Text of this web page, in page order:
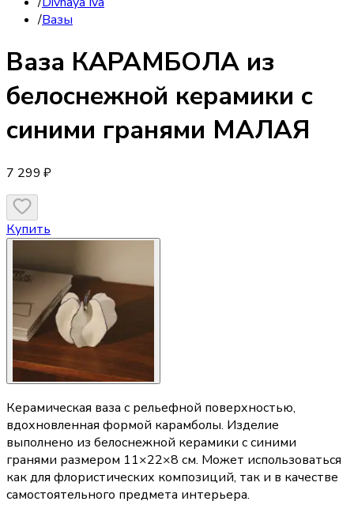
/Вазы
Ваза КАРАМБОЛА из
белоснежной керамики с
синими гранями МАЛАЯ
7 299 ₽
Купить
Керамическая ваза с рельефной поверхностью,
вдохновленная формой карамболы. Изделие
выполнено из белоснежной керамики с синими
гранями размером 11×22×8 см. Может использоваться
как для флористических композиций, так и в качестве
самостоятельного предмета интерьера.